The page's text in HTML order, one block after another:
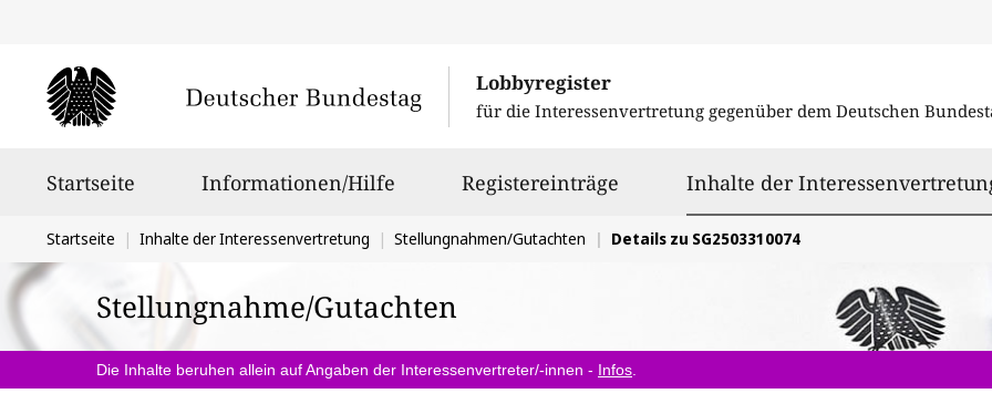
Lobbyregister
für die Interessenvertretung gegenüber dem Deutschen
Startseite Informationen/Hilfe Registereinträge Inhalte der
Sie
befinden
sich
hier:
Startseite Inhalte der Interessenvertretung Stellungnahmen/Gutachten Details zu SG2503310074
Stellungnahme/Gutachten
Die Inhalte beruhen allein auf Angaben der Interessenvertreter/-innen - Infos